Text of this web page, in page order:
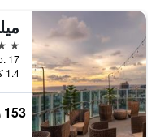
4 نجوم
1.4 كيلومتر عن وسط المدينة
153 ﷼